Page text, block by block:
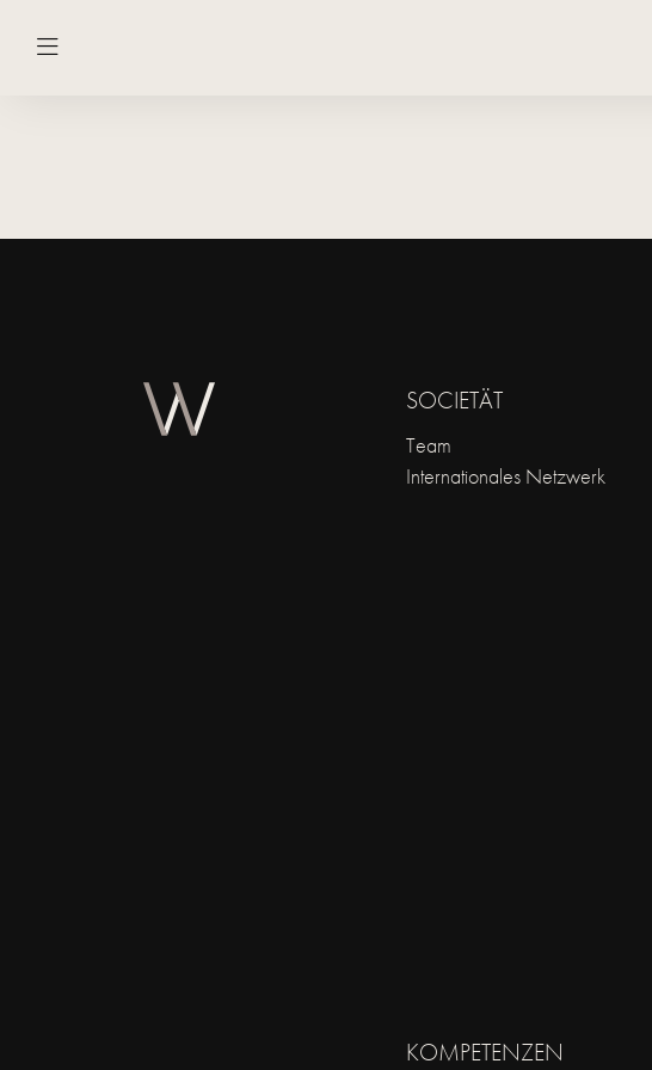
SOCIETÄT
Team
Internationales Netzwerk
KOMPETENZEN